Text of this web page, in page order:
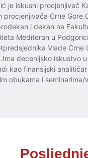
je iskusni procjenjivač
procjenjivača Crne
i dekan na
Mediteran u
Vlade Crne
decenijsko iskustvo
kao finansijski
obukama i seminarima/